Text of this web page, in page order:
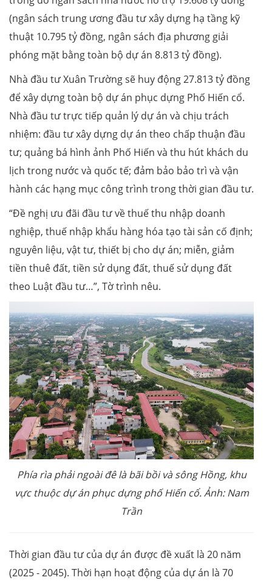
(ngân sách trung ương đầu tư xây dựng hạ tầng kỹ
thuật 10.795 tỷ đồng, ngân sách địa phương giải
phóng mặt bằng toàn bộ dự án 8.813 tỷ đồng).
Nhà đầu tư Xuân Trường sẽ huy động 27.813 tỷ đồng
để xây dựng toàn bộ dự án phục dựng Phố Hiến cổ.
Nhà đầu tư trực tiếp quản lý dự án và chịu trách
nhiệm: đầu tư xây dựng dự án theo chấp thuận đầu
tư; quảng bá hình ảnh Phố Hiến và thu hút khách du
lịch trong nước và quốc tế; đảm bảo bảo trì và vận
hành các hạng mục công trình trong thời gian đầu tư.
“Đề nghị ưu đãi đầu tư về thuế thu nhập doanh
nghiệp, thuế nhập khẩu hàng hóa tạo tài sản cố định;
nguyên liệu, vật tư, thiết bị cho dự án; miễn, giảm
tiền thuê đất, tiền sử dụng đất, thuế sử dụng đất
theo Luật đầu tư…”, Tờ trình nêu.
Phía rìa phải ngoài đê là bãi bồi và sông Hồng, khu
vực thuộc dự án phục dựng phố Hiến cổ. Ảnh: Nam
Trần
Thời gian đầu tư của dự án được đề xuất là 20 năm
(2025 - 2045). Thời hạn hoạt động của dự án là 70